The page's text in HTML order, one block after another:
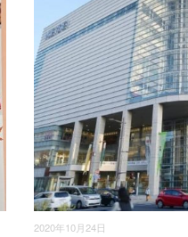
2020年10月24日